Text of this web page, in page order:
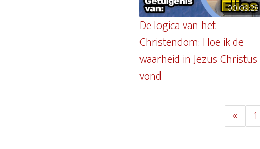
00:09:28
De logica van het
Christendom: Hoe ik de
waarheid in Jezus Christus
vond
« 1